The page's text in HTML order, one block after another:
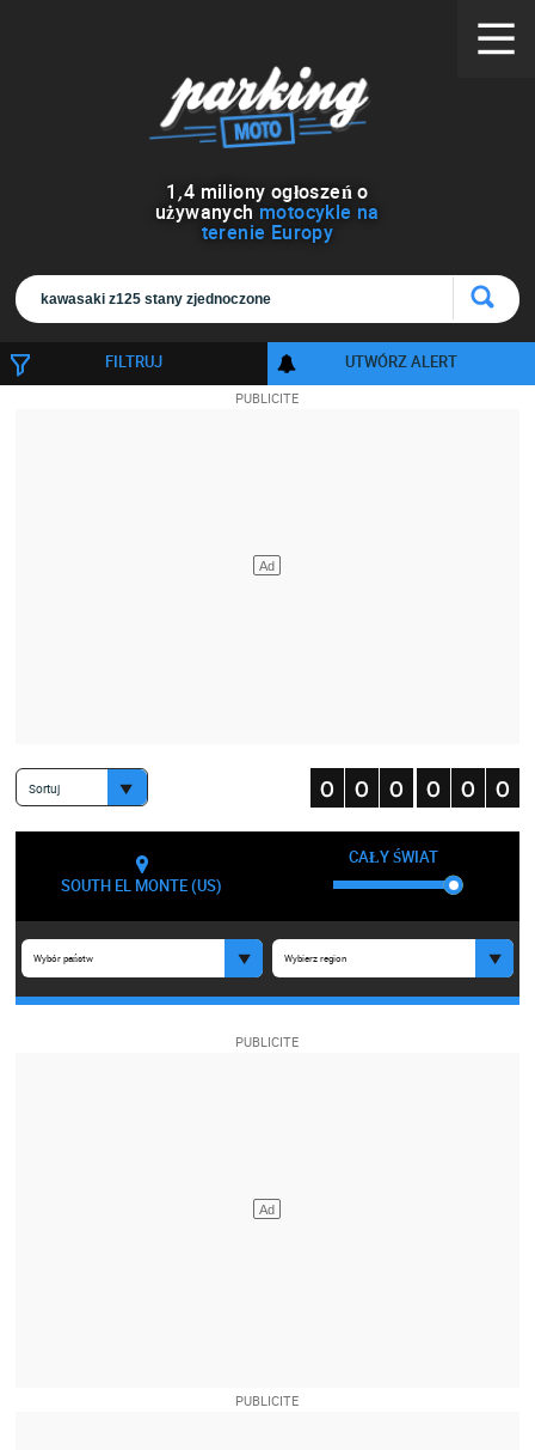
1 ,4 miliony ogłoszeń o
używanych motocykle na
terenie Europy
FILTRUJ UTWÓRZ ALERT
Sortuj
SOUTH EL MONTE (US)
CAŁY ŚWIAT
Wybór państw Wybierz region